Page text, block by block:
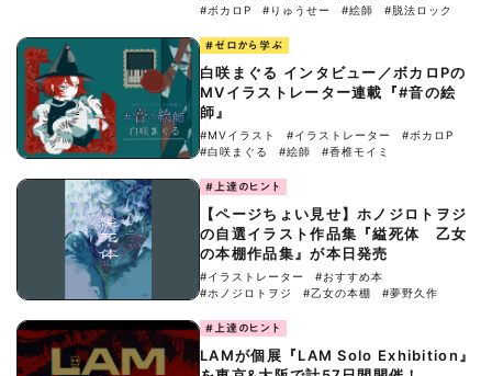
#ボカロP
#りゅうせー #絵師 #脱法ロック
#ゼロから学ぶ
白咲まぐる インタビュー／ボカロPの
MVイラストレーター連載『#音の絵
師』
#MVイラスト #イラストレーター
#ボカロP
#白咲まぐる
#絵師 #香椎モイミ
#上達のヒント
【ページちょい見せ】ホノジロトヲジ
の自選イラスト作品集『縊死体 乙女
の本棚作品集』が本日発売
#イラストレーター
#おすすめ本
#ホノジロトヲジ
#乙女の本棚 #夢野久作
#上達のヒント
LAMが個展『LAM Solo Exhibition』